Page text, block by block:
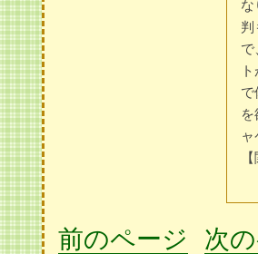
な
判
で
で
前のページ
次